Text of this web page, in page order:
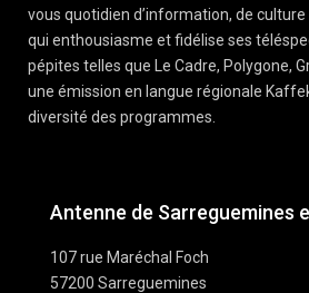
vous quotidien d’information, de
qui enthousiasme et fidélise ses
pépites telles que Le Cadre, Polygone,
une émission en langue régionale
diversité des programmes.
Antenne de Sarreguemines
107 rue Maréchal Foch
57200 Sarreguemines